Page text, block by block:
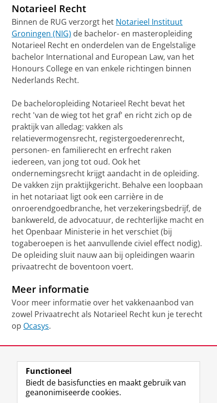
Notarieel Recht
Binnen de RUG verzorgt het Notarieel Instituut
Groningen (NIG) de bachelor- en masteropleiding
Notarieel Recht en onderdelen van de Engelstalige
bachelor International and European Law, van het
Honours College en van enkele richtingen binnen
Nederlands Recht.
De bacheloropleiding Notarieel Recht bevat het
recht 'van de wieg tot het graf' en richt zich op de
praktijk van alledag: vakken als
relatievermogensrecht, registergoederenrecht,
personen- en familierecht en erfrecht raken
iedereen, van jong tot oud. Ook het
ondernemingsrecht krijgt aandacht in de opleiding.
De vakken zijn praktijkgericht. Behalve een loopbaan
in het notariaat ligt ook een carrière in de
onroerendgoedbranche, het verzekeringsbedrijf, de
bankwereld, de advocatuur, de rechterlijke macht en
het Openbaar Ministerie in het verschiet (bij
togaberoepen is het aanvullende civiel effect nodig).
De opleiding sluit nauw aan bij opleidingen waarin
privaatrecht de boventoon voert.
Meer informatie
Voor meer informatie over het vakkenaanbod van
zowel Privaatrecht als Notarieel Recht kun je terecht
op Ocasys.
View this page in:English
Functioneel
Biedt de basisfuncties en maakt gebruik van
geanonimiseerde cookies.